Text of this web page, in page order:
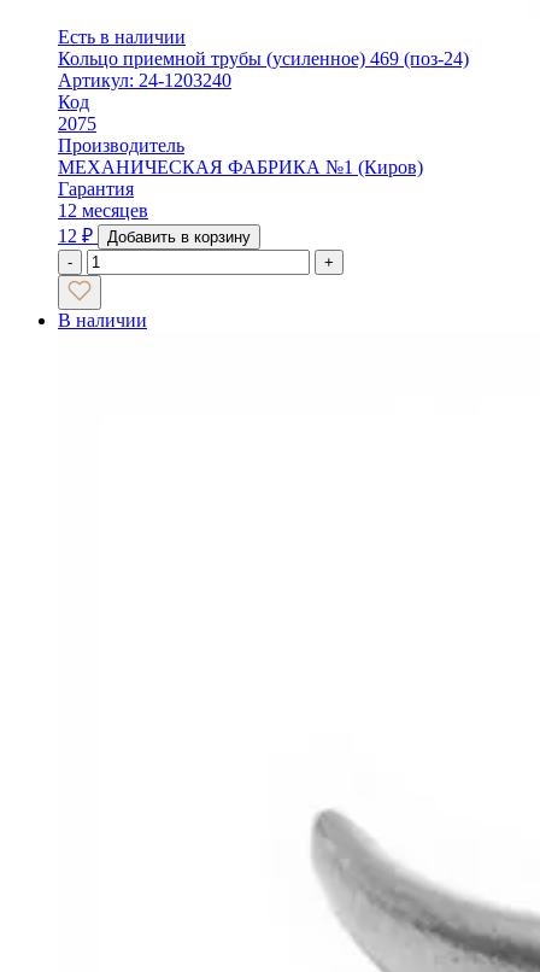
Есть в наличии
Кольцо приемной трубы (усиленное) 469 (поз-24)
Артикул: 24-1203240
Код
2075
Производитель
МЕХАНИЧЕСКАЯ ФАБРИКА №1 (Киров)
Гарантия
12 месяцев
12 ₽
Добавить в корзину
-
+
В наличии